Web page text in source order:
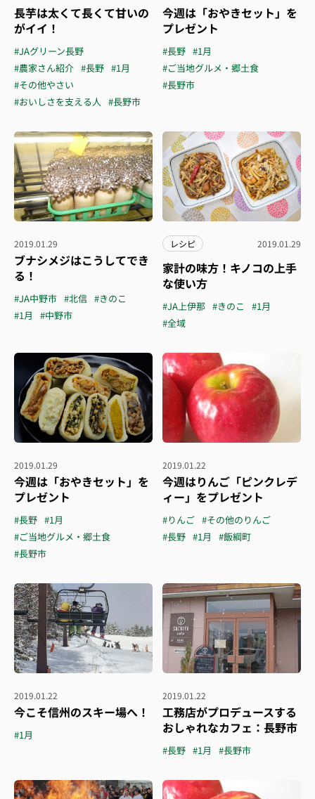
長芋は太くて長くて甘いの
がイイ！
#JAグリーン長野
#農家さん紹介 #長野 #1月
#その他やさい
#おいしさを支える人 #長野市
今週は「おやきセット」を
プレゼント
#長野 #1月
#ご当地グルメ・郷土食
#長野市
2019.01.29
ブナシメジはこうしてでき
る！
#JA中野市 #北信 #きのこ
#1月
#中野市
レシピ 2019.01.29
家計の味方！キノコの上手
な使い方
#JA上伊那 #きのこ
#1月
#全域
2019.01.29
今週は「おやきセット」を
プレゼント
#長野 #1月
#ご当地グルメ・郷土食
#長野市
2019.01.22
今週はりんご「ピンクレデ
ィー」をプレゼント
#りんご #その他のりんご
#長野 #1月 #飯綱町
2019.01.22
今こそ信州のスキー場へ！
#1月
2019.01.22
工務店がプロデュースする
おしゃれなカフェ：長野市
#長野 #1月 #長野市